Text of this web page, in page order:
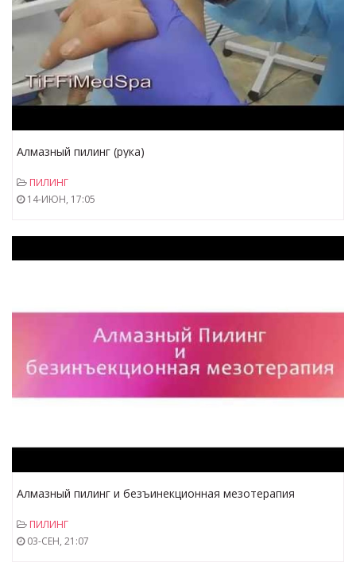
Алмазный пилинг (рука)
ПИЛИНГ
14-ИЮН, 17:05
Алмазный пилинг и безъинекционная мезотерапия
ПИЛИНГ
03-СЕН, 21:07